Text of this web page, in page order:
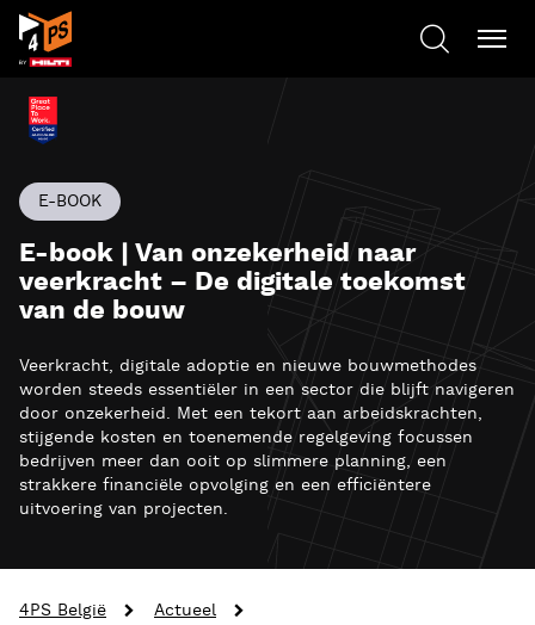
E-BOOK
E-book | Van onzekerheid naar
veerkracht – De digitale toekomst
van de bouw
Veerkracht, digitale adoptie en nieuwe bouwmethodes
worden steeds essentiëler in een sector die blijft navigeren
door onzekerheid. Met een tekort aan arbeidskrachten,
stijgende kosten en toenemende regelgeving focussen
bedrijven meer dan ooit op slimmere planning, een
strakkere financiële opvolging en een efficiëntere
uitvoering van projecten.
4PS België
Actueel